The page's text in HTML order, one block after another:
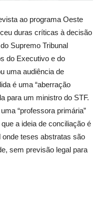
ao programa Oeste
duras críticas à decisão
Supremo Tribunal
do Executivo e do
uma audiência de
é uma “aberração
para um ministro do STF.
“professora primária”
a ideia de conciliação é
teses abstratas são
sem previsão legal para